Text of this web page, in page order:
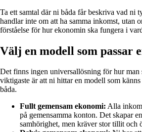
Ta ett samtal där ni båda får beskriva vad ni
handlar inte om att ha samma inkomst, utan
förståelse för hur ekonomin ska fungera i
Välj en modell som passar
Det finns ingen universallösning för hur man
viktigaste är att ni hittar en modell som
båda.
Fullt gemensam ekonomi: Alla
på gemensamma konton. Det skapar
samhörighet, men kräver stor tillit och